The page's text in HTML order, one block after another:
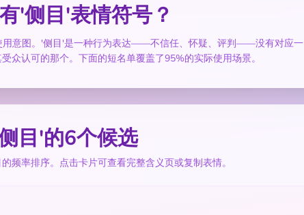
'侧目'表情符号？
用意图。'侧目'是一种行为表达——不信任、怀疑、评判——没有对应一
众认可的那个。下面的短名单覆盖了95%的实际使用场景。
目'的6个候选
频率排序。点击卡片可查看完整含义页或复制表情。